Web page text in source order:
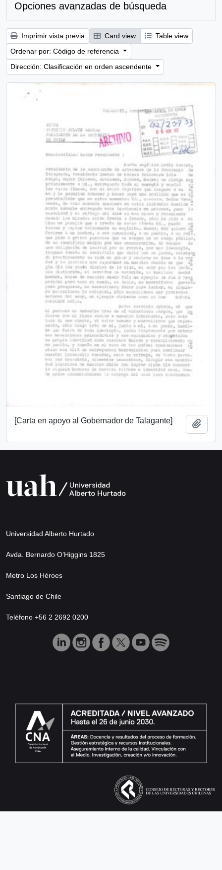
Opciones avanzadas de búsqueda
Imprimir vista previa Card view
Table view
Ordenar por: Código de referencia
Dirección: Clasificación en orden ascendente
[Carta en apoyo al Gobernador de Talagante]
Universidad Alberto Hurtado
Avda. Bernardo O’Higgins 1825
Metro Los Héroes
Santiago de Chile
Teléfono +56 2 2692 0200